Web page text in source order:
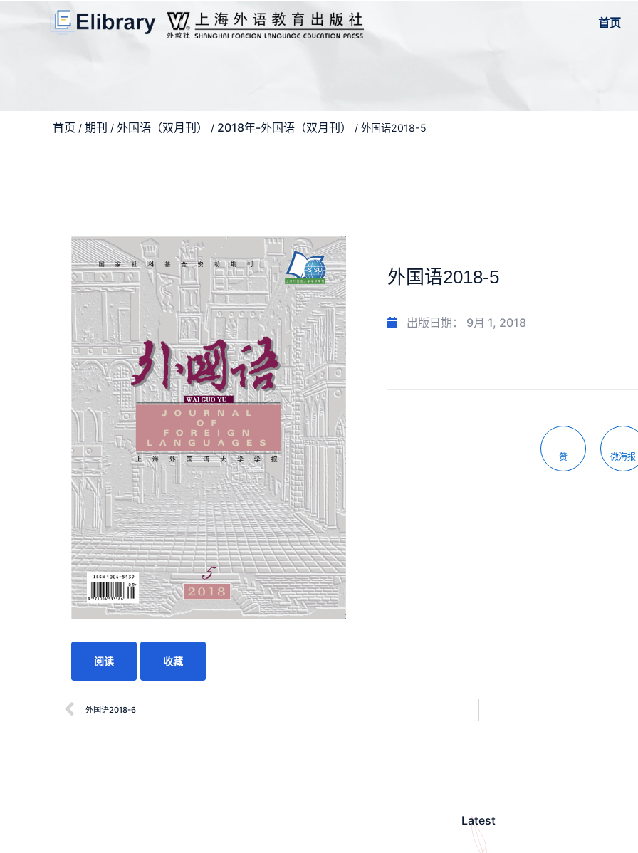
首页
首页 / 期刊 / 外国语（双月刊） / 2018年-外国语（双月刊） / 外国语2018-5
阅读 收藏
外国语2018-5
出版日期： 9月 1, 2018
赞 微海报
外国语2018-6
Latest